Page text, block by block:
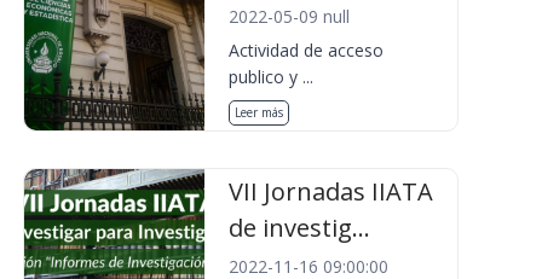
2022-05-09 null
Actividad de acceso
publico y ...
Leer más
VII Jornadas IIATA
de investig...
2022-11-16 09:00:00